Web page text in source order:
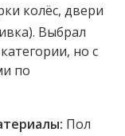
колёс, двери
Выбрал
но с
по
Пол